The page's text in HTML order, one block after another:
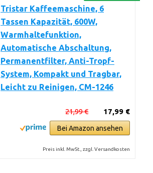
Tristar Kaffeemaschine, 6
Tassen Kapazität, 600W,
Warmhaltefunktion,
Automatische Abschaltung,
Permanentfilter, Anti-Tropf-
System, Kompakt und Tragbar,
Leicht zu Reinigen, CM-1246
17,99 €
21,99 €
Bei Amazon ansehen
Preis inkl. MwSt., zzgl. Versandkosten